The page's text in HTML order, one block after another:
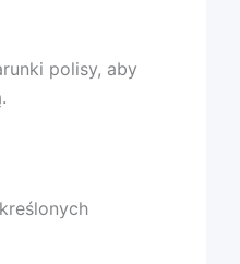
polisy, aby